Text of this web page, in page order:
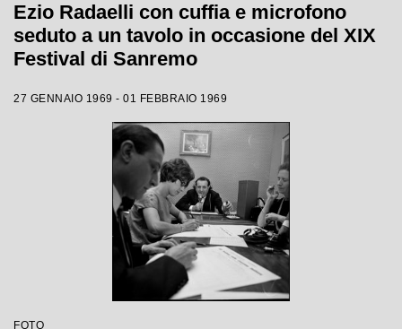
Ezio Radaelli con cuffia e microfono
seduto a un tavolo in occasione del XIX
Festival di Sanremo
27 GENNAIO 1969 - 01 FEBBRAIO 1969
FOTO